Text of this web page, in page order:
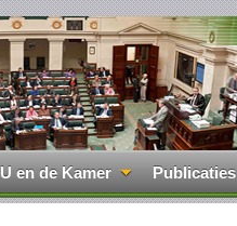
U en de Kamer Publicaties